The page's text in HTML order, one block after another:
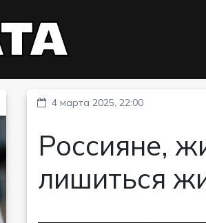
4 марта 2025, 22:00
Россияне,
лишиться